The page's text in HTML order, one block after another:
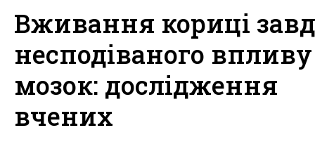
Вживання кориці
несподіваного
мозок: дослідження
вчених